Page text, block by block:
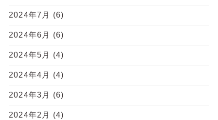
2024年7月 (6)
2024年6月 (6)
2024年5月 (4)
2024年4月 (4)
2024年3月 (6)
2024年2月 (4)